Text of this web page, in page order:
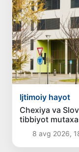
Ijtimoiy hayot
Chexiya va
tibbiyot
8 avg 2026,